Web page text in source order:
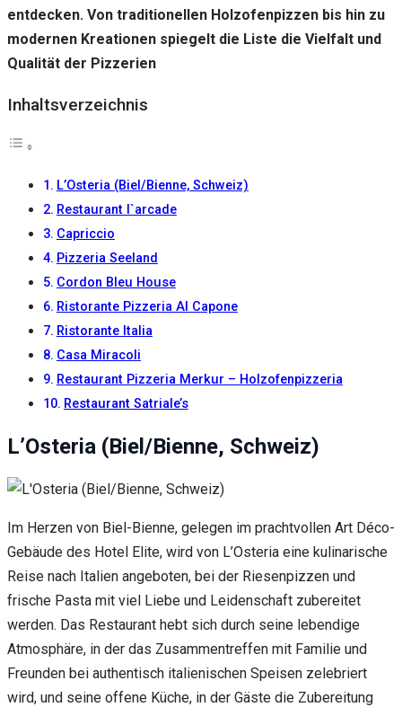
entdecken. Von traditionellen Holzofenpizzen bis hin zu
modernen Kreationen spiegelt die Liste die Vielfalt und
Qualität der Pizzerien
Inhaltsverzeichnis
L’Osteria (Biel/Bienne, Schweiz)
Restaurant l`arcade
Capriccio
Pizzeria Seeland
Cordon Bleu House
Ristorante Pizzeria Al Capone
Ristorante Italia
Casa Miracoli
Restaurant Pizzeria Merkur – Holzofenpizzeria
Restaurant Satriale’s
L’Osteria (Biel/Bienne, Schweiz)
Im Herzen von Biel-Bienne, gelegen im prachtvollen Art Déco-
Gebäude des Hotel Elite, wird von L’Osteria eine kulinarische
Reise nach Italien angeboten, bei der Riesenpizzen und
frische Pasta mit viel Liebe und Leidenschaft zubereitet
werden. Das Restaurant hebt sich durch seine lebendige
Atmosphäre, in der das Zusammentreffen mit Familie und
Freunden bei authentisch italienischen Speisen zelebriert
wird, und seine offene Küche, in der Gäste die Zubereitung